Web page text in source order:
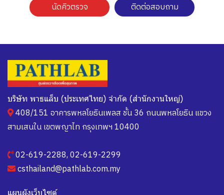
นัดคิวตรวจ ติดต่อสอบถาม
บริษัท พาธแล็บ (ประเทศไทย) จำกัด (สำนักงานใหญ่)
408/151 อาคารพหลโยธินเพลส ชั้น 36 ถนนพหลโยธิน แขวง
สามเสนใน เขตพญาไท กรุงเทพฯ 10400
02-619-2288,02-619-2299
csthailand@pathlab.com.my
แผนผังเว็บไซต์